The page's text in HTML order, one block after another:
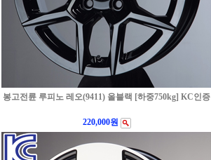
봉고전륜 루피노 레오(9411) 올블랙 [하중750kg] KC인증
220,000원